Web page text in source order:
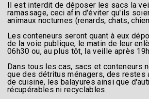
Il est interdit de déposer les sacs la
ramassage, ceci afin d'éviter qu'ils
animaux nocturnes (renards, chats,
Les conteneurs seront quant à eux
de la voie publique, le matin de leur
06h30 ou, au plus tôt, la veille après
Dans tous les cas, sacs et conteneurs
que des détritus ménagers, des restes
de cuisine, les balayures ainsi que
récupérables ni recyclables.